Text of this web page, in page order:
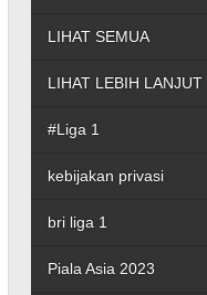
LIHAT SEMUA
LIHAT LEBIH LANJUT
#Liga 1
kebijakan privasi
bri liga 1
Piala Asia 2023